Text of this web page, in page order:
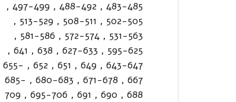
483-485
,
488-492
,
497-499
,
502-505
,
508-511
,
513-529
,
531-563
,
572-574
,
581-586
,
595-625
,
627-633
,
638
,
641
,
643-647
,
649
,
651
,
652
,
655-
667
,
671-678
,
680-683
,
685-
688
,
690
,
691
,
695-706
,
709